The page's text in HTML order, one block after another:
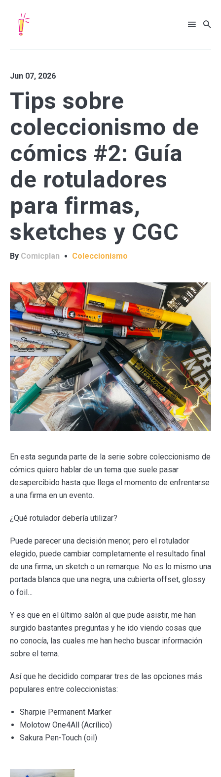
Jun 07, 2026
Tips sobre
coleccionismo de
cómics #2: Guía
de rotuladores
para firmas,
sketches y CGC
By Comicplan Coleccionismo
En esta segunda parte de la serie sobre coleccionismo de
cómics quiero hablar de un tema que suele pasar
desapercibido hasta que llega el momento de enfrentarse
a una firma en un evento.
¿Qué rotulador debería utilizar?
Puede parecer una decisión menor, pero el rotulador
elegido, puede cambiar completamente el resultado final
de una firma, un sketch o un remarque. No es lo mismo una
portada blanca que una negra, una cubierta offset, glossy
o foil…
Y es que en el último salón al que pude asistir, me han
surgido bastantes preguntas y he ido viendo cosas que
no conocía, las cuales me han hecho buscar información
sobre el tema.
Así que he decidido comparar tres de las opciones más
populares entre coleccionistas:
Sharpie Permanent Marker
Molotow One4All (Acrílico)
Sakura Pen-Touch (oil)
for
Blog